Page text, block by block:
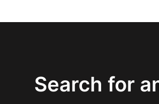
Search for